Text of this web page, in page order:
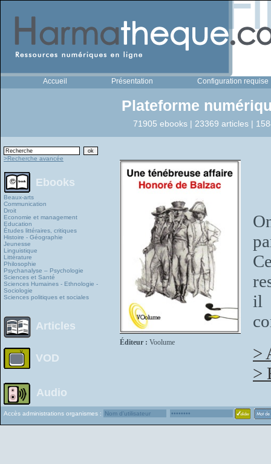
Accueil Présentation Configuration requise
Plateforme
71905 ebooks | 23369 articles |
>Recherche avancée
Ebooks
Beaux-arts
Communication
Droit
Economie et management
Education
Études littéraires, critiques
Histoire - Géographie
Jeunesse
Linguistique
Littérature
Philosophie
Psychanalyse – Psychologie
Sciences et Santé
Sciences Humaines - Ethnologie -
Sociologie
Sciences politiques et sociales
Articles
VOD
Audio
Éditeur : Voolume
il
>
>
Accès administrations organismes :